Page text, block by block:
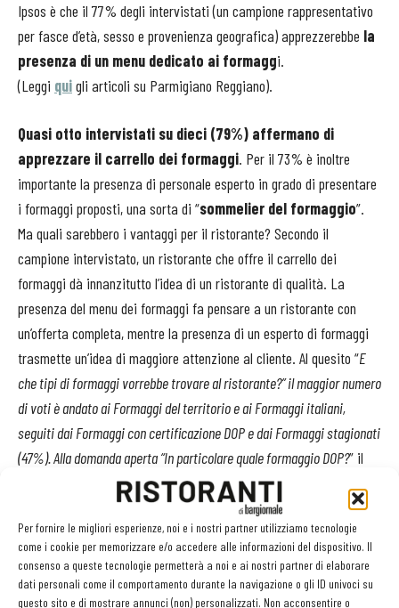
Per fornire le migliori esperienze, noi e i nostri partner utilizziamo tecnologie
come i cookie per memorizzare e/o accedere alle informazioni del dispositivo. Il
consenso a queste tecnologie permetterà a noi e ai nostri partner di elaborare
dati personali come il comportamento durante la navigazione o gli ID univoci su
questo sito e di mostrare annunci (non) personalizzati. Non acconsentire o
Ipsos è che il 77% degli intervistati (un campione rappresentativo
per fasce d’età, sesso e provenienza geografica) apprezzerebbe la
presenza di un menu dedicato ai formaggi.
(Leggi quigli articoli su Parmigiano Reggiano).
Quasi otto intervistati su dieci (79%) affermano di
apprezzare il carrello dei formaggi. Per il 73% è inoltre
importante la presenza di personale esperto in grado di presentare
i formaggi proposti, una sorta di “sommelier del formaggio”.
Ma quali sarebbero i vantaggi per il ristorante? Secondo il
campione intervistato, un ristorante che offre il carrello dei
formaggi dà innanzitutto l’idea di un ristorante di qualità. La
presenza del menu dei formaggi fa pensare a un ristorante con
un’offerta completa, mentre la presenza di un esperto di formaggi
trasmette un’idea di maggiore attenzione al cliente. Al quesito “E
che tipi di formaggi vorrebbe trovare al ristorante?” il maggior numero
di voti è andato ai Formaggi del territorio e ai Formaggi italiani,
seguiti dai Formaggi con certificazione DOP e dai Formaggi stagionati
(47%). Alla domanda aperta “In particolare quale formaggio DOP?” il
numero maggiore delle preferenze è andato a Parmigiano
«Questi risultati– commentaNicola Bertinelli, presidente del
Consorzio Parmigiano Reggiano- vanno a corroborare l’esito